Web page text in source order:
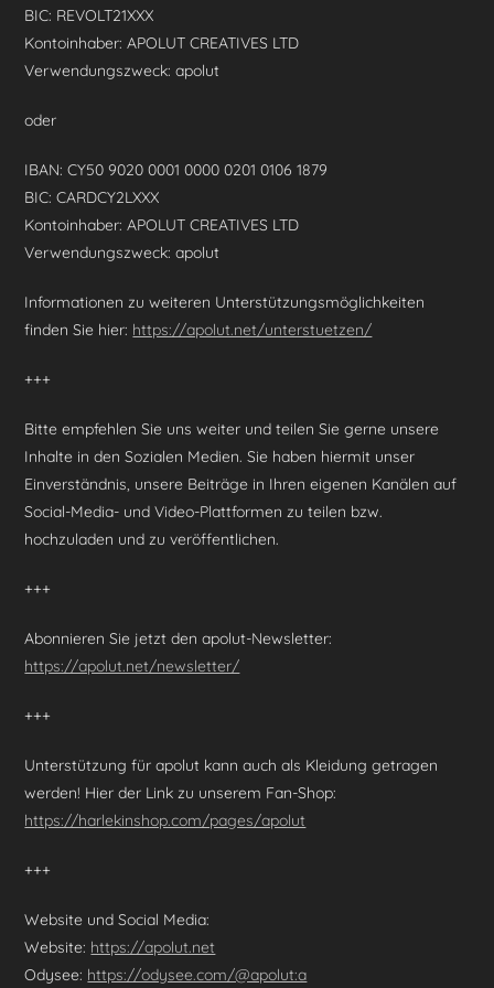
BIC: REVOLT21XXX
Kontoinhaber: APOLUT CREATIVES LTD
Verwendungszweck: apolut
oder
IBAN: CY50 9020 0001 0000 0201 0106 1879
BIC: CARDCY2LXXX
Kontoinhaber: APOLUT CREATIVES LTD
Verwendungszweck: apolut
Informationen zu weiteren Unterstützungsmöglichkeiten
finden Sie hier: https://apolut.net/unterstuetzen/
+++
Bitte empfehlen Sie uns weiter und teilen Sie gerne unsere
Inhalte in den Sozialen Medien. Sie haben hiermit unser
Einverständnis, unsere Beiträge in Ihren eigenen Kanälen auf
Social-Media- und Video-Plattformen zu teilen bzw.
hochzuladen und zu veröffentlichen.
+++
Abonnieren Sie jetzt den apolut-Newsletter:
https://apolut.net/newsletter/
+++
Unterstützung für apolut kann auch als Kleidung getragen
werden! Hier der Link zu unserem Fan-Shop:
https://harlekinshop.com/pages/apolut
+++
Website und Social Media:
Website: https://apolut.net
Odysee: https://odysee.com/@apolut:a